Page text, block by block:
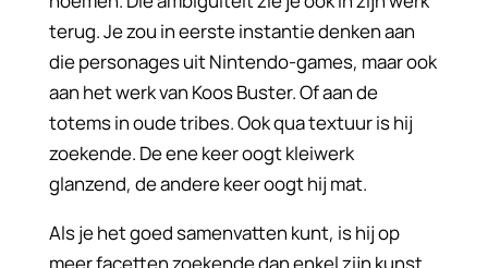
terug. Je zou in eerste instantie denken aan
die personages uit Nintendo-games, maar ook
aan het werk van Koos Buster. Of aan de
totems in oude tribes. Ook qua textuur is hij
zoekende. De ene keer oogt kleiwerk
glanzend, de andere keer oogt hij mat.
Als je het goed samenvatten kunt, is hij op
meer facetten zoekende dan enkel zijn kunst.